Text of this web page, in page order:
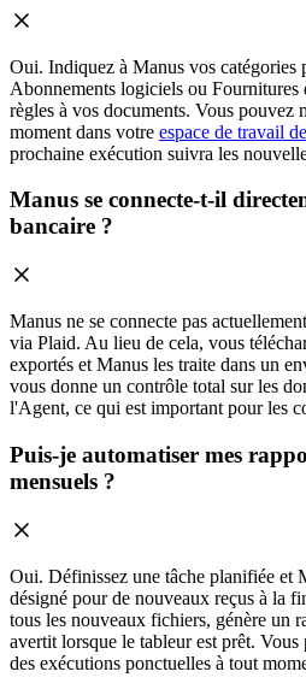
Oui. Indiquez à Manus vos catégories
Abonnements logiciels ou Fournitures
règles à vos documents. Vous pouvez
moment dans votre espace de travail
prochaine exécution suivra les
Manus se connecte-t-il
bancaire ?
Manus ne se connecte pas
via Plaid. Au lieu de cela, vous
exportés et Manus les traite dans un
vous donne un contrôle total sur les
l'Agent, ce qui est important pour les
Puis-je automatiser mes
mensuels ?
Oui. Définissez une tâche planifiée et
désigné pour de nouveaux reçus à la
tous les nouveaux fichiers, génère un
avertit lorsque le tableur est prêt.
des exécutions ponctuelles à tout